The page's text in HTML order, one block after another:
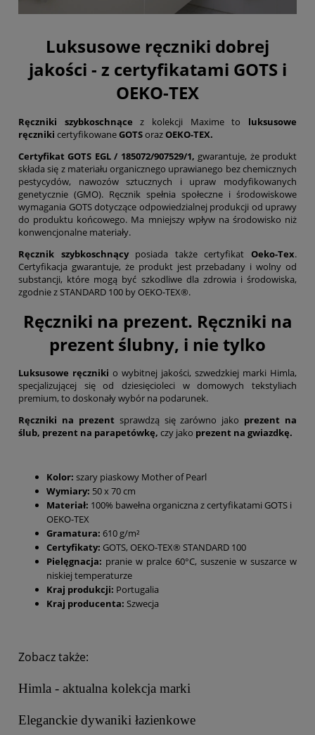
Luksusowe ręczniki dobrej
jakości - z certyfikatami GOTS i
OEKO-TEX
Ręczniki szybkoschnącez kolekcji Maxime to luksusowe
ręczniki certyfikowaneGOTSorazOEKO-TEX.
Certyfikat GOTS EGL / 185072/907529/1, gwarantuje, że produkt
składa się z materiału organicznego uprawianego bez chemicznych
pestycydów, nawozów sztucznych i upraw modyfikowanych
genetycznie (GMO). Ręcznik spełnia społeczne i środowiskowe
wymagania GOTS dotyczące odpowiedzialnej produkcji od uprawy
do produktu końcowego. Ma mniejszy wpływ na środowisko niż
konwencjonalne materiały.
Ręcznik szybkoschnący posiada także certyfikatOeko-Tex.
Certyfikacja gwarantuje, że produkt jest przebadany i wolny od
substancji, które mogą być szkodliwe dla zdrowia i środowiska,
zgodnie z STANDARD 100 by OEKO-TEX®.
Ręczniki na prezent. Ręczniki na
prezent ślubny, i nie tylko
Luksusowe ręczniki o wybitnej jakości, szwedzkiej marki Himla,
specjalizującej się od dziesięcioleci w domowych tekstyliach
premium, to doskonały wybór na podarunek.
Ręczniki na prezent sprawdzą się zarówno jako prezent na
ślub, prezent na parapetówkę, czy jako prezent na gwiazdkę.
Kolor: szary piaskowy Mother of Pearl
Wymiary: 50 x 70 cm
Materiał: 100% bawełna organiczna z certyfikatami GOTS i
OEKO-TEX
Gramatura: 610 g/m²
Certyfikaty: GOTS, OEKO-TEX® STANDARD 100
Pielęgnacja: pranie w pralce 60°C, suszenie w suszarce w
niskiej temperaturze
Kraj produkcji: Portugalia
Kraj producenta: Szwecja
Zobacz także:
Himla - aktualna kolekcja marki
Eleganckie dywaniki łazienkowe